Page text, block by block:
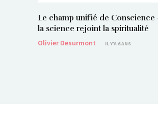
Le champ unifié de Conscience
la science rejoint la spiritualité
Olivier Desurmont
IL Y'A 6 ANS